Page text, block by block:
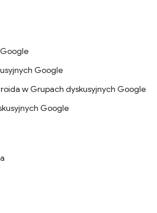
Google
w Grupach dyskusyjnych Google
Google